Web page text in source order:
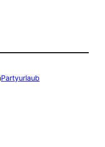
Partyurlaub